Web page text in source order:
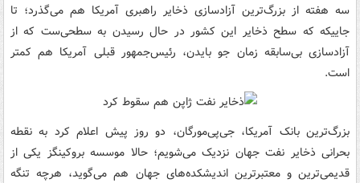
سه هفته از بزرگ‌ترین آزادسازی ذخایر راهبری آمریکا هم می‌گذرد؛ تا
جاییکه که سطح ذخایر این کشور در حال رسیدن به سطحی‌ست که از
آزادسازی بی‌سابقه زمان جو بایدن، رئیس‌جمهور قبلی آمریکا هم کمتر
است.
بزرگ‌ترین بانک آمریکا، جی‌پی‌مورگان، دو روز پیش اعلام کرد به نقطه
بحرانی ذخایر نفت جهان نزدیک می‌شویم؛ حالا موسسه بروکینگز یکی از
قدیمی‌ترین و معتبرترین اندیشکده‌های جهان هم می‌گوید، هرچه تنگه